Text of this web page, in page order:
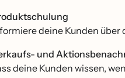
deine Kunden über
und
deine Kunden wissen,